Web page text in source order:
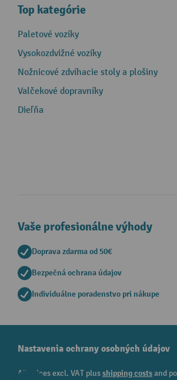
Top kategórie
Paletové vozíky
Vysokozdvižné vozíky
Nožnicové zdvíhacie stoly a plošiny
Valčekové dopravníky
Dieľňa
Vaše profesionálne výhody
Doprava zdarma od 50€
Bezpečná ochrana údajov
Individuálne poradenstvo pri nákupe
Nastavenia ochrany osobných údajov
All prices excl. VAT plusshipping costsand